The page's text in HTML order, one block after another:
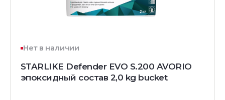
Нет в наличии
STARLIKE Defender EVO S.200 AVORIO
эпоксидный состав 2,0 kg bucket